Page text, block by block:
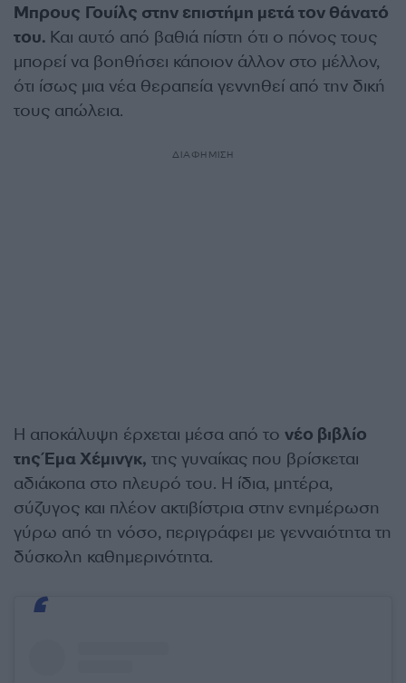
Μπρους Γουίλς στην επιστήμη μετά τον θάνατό
του. Και αυτό από βαθιά πίστη ότι ο πόνος τους
μπορεί να βοηθήσει κάποιον άλλον στο μέλλον,
ότι ίσως μια νέα θεραπεία γεννηθεί από την δική
τους απώλεια.
ΔΙΑΦΗΜΙΣΗ
Η αποκάλυψη έρχεται μέσα από το νέο βιβλίο
της Έμα Χέμινγκ, της γυναίκας που βρίσκεται
αδιάκοπα στο πλευρό του. Η ίδια, μητέρα,
σύζυγος και πλέον ακτιβίστρια στην ενημέρωση
γύρω από τη νόσο, περιγράφει με γενναιότητα τη
δύσκολη καθημερινότητα.